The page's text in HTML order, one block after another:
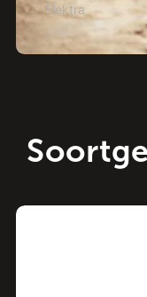
Elektra